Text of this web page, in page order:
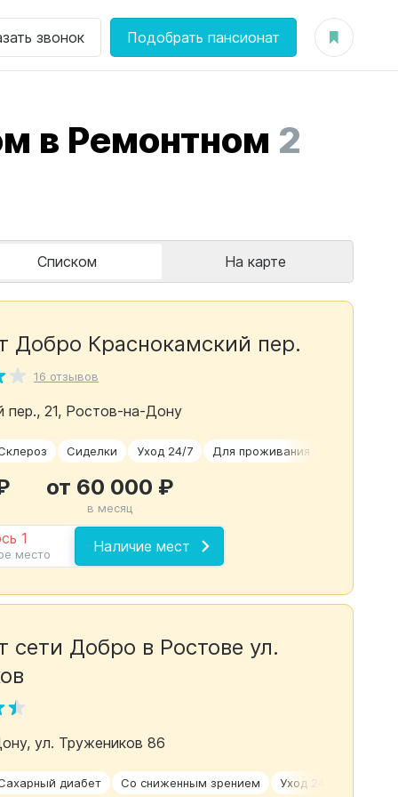
звонок Подобрать пансионат
в Ремонтном 2
Списком На карте
Добро Краснокамский пер.
16 отзывов
пер., 21, Ростов-на-Дону
Сиделки Уход 24/7 Для проживания
1
место Наличие мест
от 60 000 ₽
в месяц
сети Добро в Ростове ул.
ул. Тружеников 86
диабет Со сниженным зрением Уход 24/7